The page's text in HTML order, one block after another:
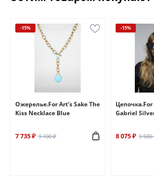
-15%
Ожерелье.For Art's Sake The
Kiss Necklace Blue
7 735 ₽ 9 100 ₽
-15%
Gabriel
8 075 ₽ 9 500